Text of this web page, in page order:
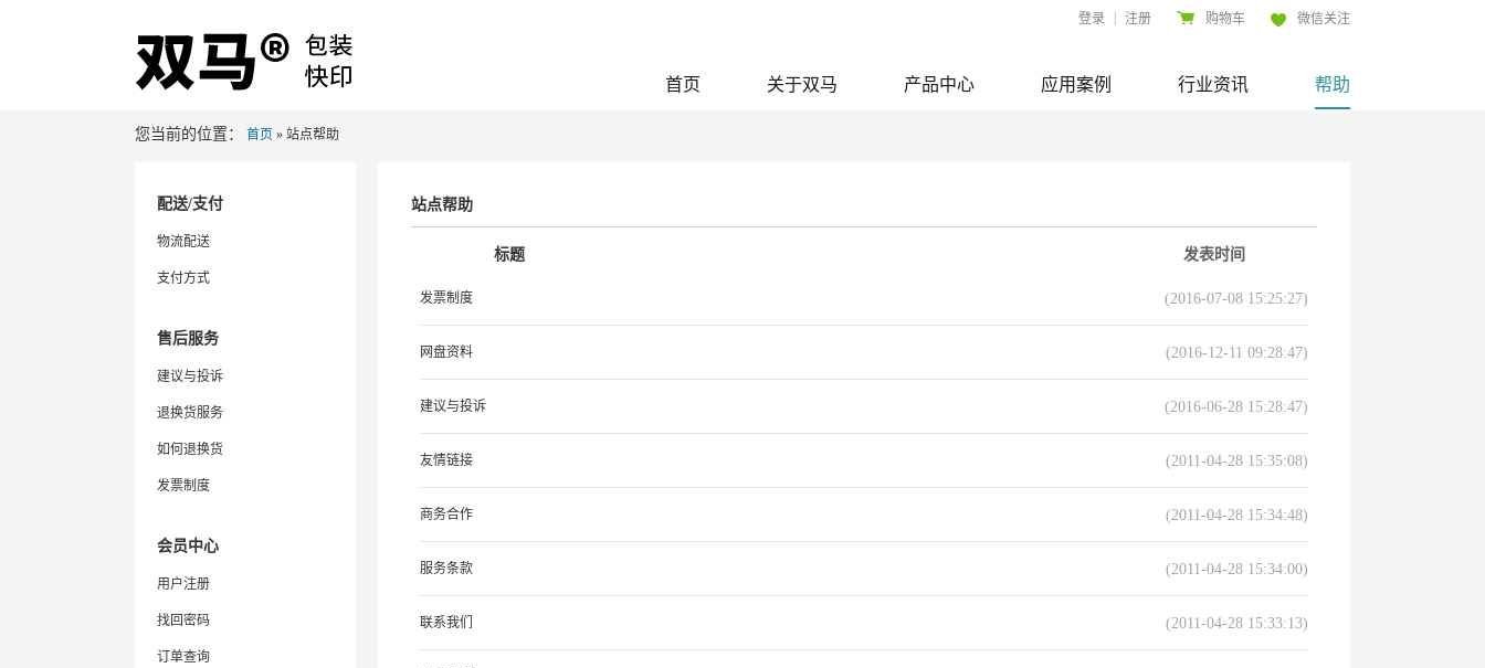
登录 注册 购物车 微信关注
首页 关于双马 产品中心 应用案例 行业资讯 帮助
您当前的位置： 首页 » 站点帮助
配送/支付
物流配送
支付方式
售后服务
建议与投诉
退换货服务
如何退换货
发票制度
会员中心
用户注册
找回密码
订单查询
站点帮助
标题 发表时间
发票制度 (2016-07-08 15:25:27)
网盘资料 (2016-12-11 09:28:47)
建议与投诉 (2016-06-28 15:28:47)
友情链接 (2011-04-28 15:35:08)
商务合作 (2011-04-28 15:34:48)
服务条款 (2011-04-28 15:34:00)
联系我们 (2011-04-28 15:33:13)